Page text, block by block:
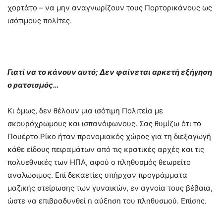
χορτάτο – να μην αναγνωρίζουν τους Πορτορικάνους ως
ισότιμους πολίτες.
Γιατί να το κάνουν αυτό; Δεν φαίνεται αρκετή εξήγηση
ο ρατσισμός…
Κι όμως, δεν θέλουν μια ισότιμη Πολιτεία με
σκουρόχρωμους και ισπανόφωνους. Σας θυμίζω ότι το
Πουέρτο Ρίκο ήταν προνομιακός χώρος για τη διεξαγωγή
κάθε είδους πειραμάτων από τις κρατικές αρχές και τις
πολυεθνικές των ΗΠΑ, αφού ο πληθυσμός θεωρείτο
αναλώσιμος. Επί δεκαετίες υπήρχαν προγράμματα
μαζικής στείρωσης των γυναικών, εν αγνοία τους βέβαια,
ώστε να επιβραδυνθεί η αύξηση του πληθυσμού. Επίσης,